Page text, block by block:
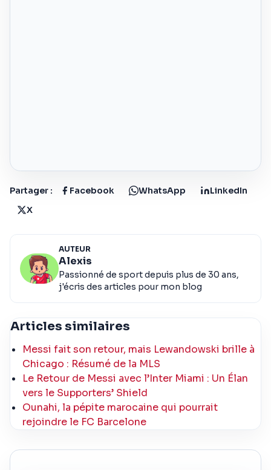
Partager : Facebook WhatsApp
LinkedIn
X
AUTEUR
Alexis
Passionné de sport depuis plus de 30 ans,
j'écris des articles pour mon blog
Articles similaires
Messi fait son retour, mais Lewandowski brille à
Chicago : Résumé de la MLS
Le Retour de Messi avec l’Inter Miami : Un Élan
vers le Supporters’ Shield
Ounahi, la pépite marocaine qui pourrait
rejoindre le FC Barcelone